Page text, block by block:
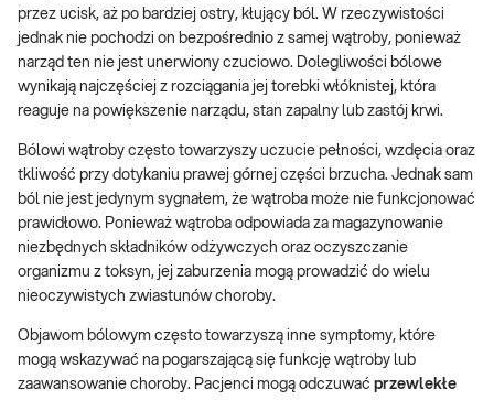
przez ucisk, aż po bardziej ostry, kłujący ból. W rzeczywistości
jednak nie pochodzi on bezpośrednio z samej wątroby, ponieważ
narząd ten nie jest unerwiony czuciowo. Dolegliwości bólowe
wynikają najczęściej z rozciągania jej torebki włóknistej, która
reaguje na powiększenie narządu, stan zapalny lub zastój krwi.
Bólowi wątroby często towarzyszy uczucie pełności, wzdęcia oraz
tkliwość przy dotykaniu prawej górnej części brzucha. Jednak sam
ból nie jest jedynym sygnałem, że wątroba może nie funkcjonować
prawidłowo. Ponieważ wątroba odpowiada za magazynowanie
niezbędnych składników odżywczych oraz oczyszczanie
organizmu z toksyn, jej zaburzenia mogą prowadzić do wielu
nieoczywistych zwiastunów choroby.
Objawom bólowym często towarzyszą inne symptomy, które
mogą wskazywać na pogarszającą się funkcję wątroby lub
zaawansowanie choroby. Pacjenci mogą odczuwać przewlekłe